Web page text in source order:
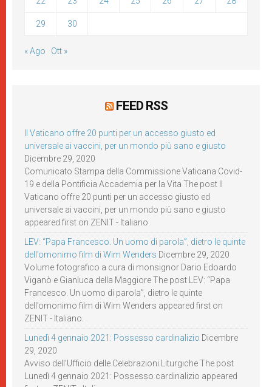
29 30
« Ago Ott »
FEED RSS
Il Vaticano offre 20 punti per un accesso giusto ed
universale ai vaccini, per un mondo più sano e giusto
Dicembre 29, 2020
Comunicato Stampa della Commissione Vaticana Covid-
19 e della Pontificia Accademia per la Vita The post Il
Vaticano offre 20 punti per un accesso giusto ed
universale ai vaccini, per un mondo più sano e giusto
appeared first on ZENIT - Italiano.
LEV: “Papa Francesco. Un uomo di parola”, dietro le quinte
dell’omonimo film di Wim Wenders Dicembre 29, 2020
Volume fotografico a cura di monsignor Dario Edoardo
Viganò e Gianluca della Maggiore The post LEV: “Papa
Francesco. Un uomo di parola”, dietro le quinte
dell’omonimo film di Wim Wenders appeared first on
ZENIT - Italiano.
Lunedì 4 gennaio 2021: Possesso cardinalizio Dicembre
29, 2020
Avviso dell’Ufficio delle Celebrazioni Liturgiche The post
Lunedì 4 gennaio 2021: Possesso cardinalizio appeared